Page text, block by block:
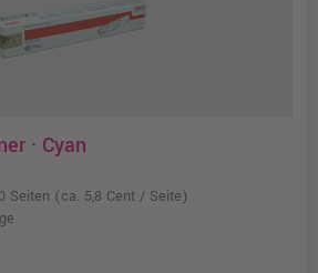
· Cyan
Seiten (ca. 5,8 Cent / Seite)